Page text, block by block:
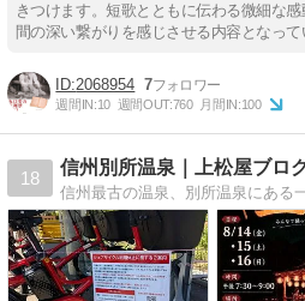
きつけます。短歌とともに伝わる微細な
間の深い繋がりを感じさせる内容となって
2068954 7
週間IN:10 週間OUT:760 月間IN:100
18
信州別所温泉｜上松屋ブロ